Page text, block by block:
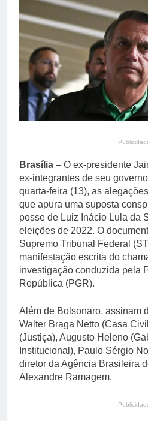
5 Dias
10
5
Brasília – O ex-presidente
ex-integrantes de seu
quarta-feira (13), as
que apura uma suposta
posse de Luiz Inácio Lula da
eleições de 2022. O
Supremo Tribunal Federal
manifestação escrita do
investigação conduzida pela
República (PGR).
Além de Bolsonaro, assinam
Walter Braga Netto (Casa
(Justiça), Augusto Heleno
Institucional), Paulo Sérgio
diretor da Agência Brasileira
Alexandre Ramagem.